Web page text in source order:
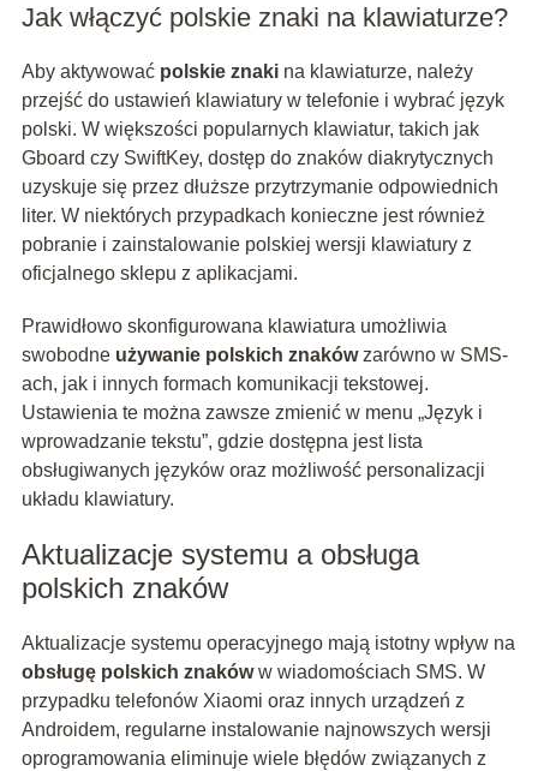
Jak włączyć polskie znaki na klawiaturze?
Aby aktywować polskie znakina klawiaturze, należy
przejść do ustawień klawiatury w telefonie i wybrać język
polski. W większości popularnych klawiatur, takich jak
Gboard czy SwiftKey, dostęp do znaków diakrytycznych
uzyskuje się przez dłuższe przytrzymanie odpowiednich
liter. W niektórych przypadkach konieczne jest również
pobranie i zainstalowanie polskiej wersji klawiatury z
oficjalnego sklepu z aplikacjami.
Prawidłowo skonfigurowana klawiatura umożliwia
swobodne używanie polskich znakówzarówno w SMS-
ach, jak i innych formach komunikacji tekstowej.
Ustawienia te można zawsze zmienić w menu „Język i
wprowadzanie tekstu”, gdzie dostępna jest lista
obsługiwanych języków oraz możliwość personalizacji
układu klawiatury.
Aktualizacje systemu a obsługa
polskich znaków
Aktualizacje systemu operacyjnego mają istotny wpływ na
obsługę polskich znakóww wiadomościach SMS. W
przypadku telefonów Xiaomi oraz innych urządzeń z
Androidem, regularne instalowanie najnowszych wersji
oprogramowania eliminuje wiele błędów związanych z